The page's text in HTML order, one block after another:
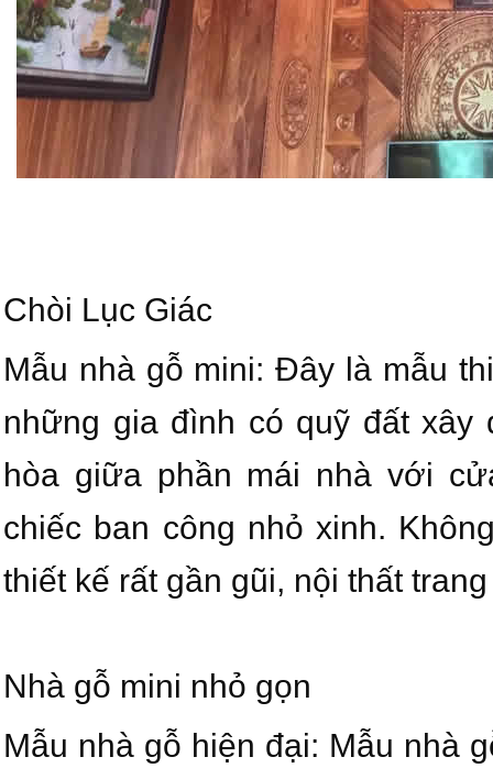
Chòi Lục Giác
Mẫu nhà gỗ mini: Đây là mẫu
những gia đình có quỹ đất
hòa giữa phần mái nhà với
chiếc ban công nhỏ xinh.
thiết kế rất gần gũi, nội thất
Nhà gỗ mini nhỏ gọn
Mẫu nhà gỗ hiện đại: Mẫu nhà